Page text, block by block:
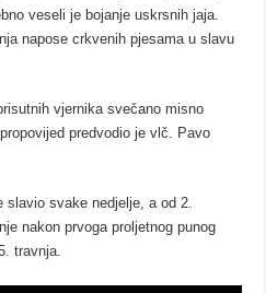
veseli je bojanje uskrsnih jaja.
napose crkvenih pjesama u slavu
vjernika svečano misno
predvodio je vlč. Pavo
svake nedjelje, a od 2.
nakon prvoga proljetnog punog
travnja.